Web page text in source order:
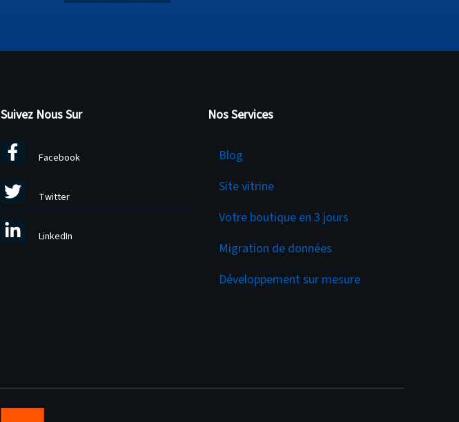
Suivez Nous Sur
Facebook
Twitter
LinkedIn
Nos Services
Services
Blog
Site vitrine
Votre boutique en 3 jours
Migration de données
Développement sur mesure